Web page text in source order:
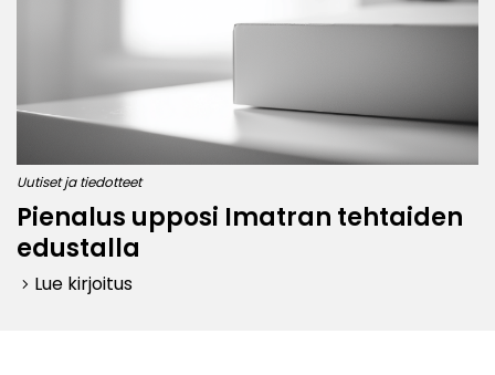
Uutiset ja tiedotteet
Pienalus upposi Imatran tehtaiden
edustalla
keyboard_arrow_right Lue kirjoitus